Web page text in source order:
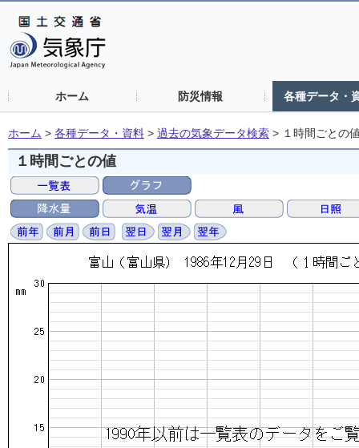
ホーム 防災情報 各種データ・
ホーム > 各種データ・資料 > 過去の気象データ検索 > １時間ごとの
１時間ごとの値